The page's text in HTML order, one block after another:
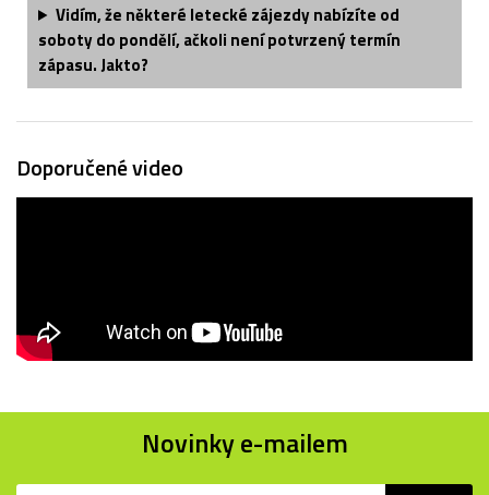
Vidím, že některé letecké zájezdy nabízíte od
soboty do pondělí, ačkoli není potvrzený termín
zápasu. Jakto?
Doporučené video
Novinky e-mailem